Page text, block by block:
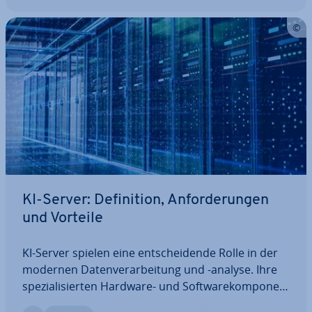
KI-Server: De­fi­ni­ti­on, An­for­de­run­gen
und Vorteile
KI-Server spielen eine ent­schei­den­de Rolle in der
modernen Da­ten­ver­ar­bei­tung und -analyse. Ihre
spe­zia­li­sier­ten Hardware- und Soft­ware­kom­po­nen­